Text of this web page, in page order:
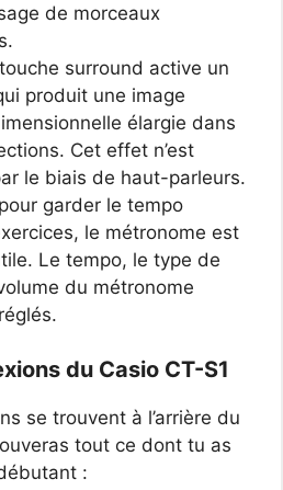
de morceaux
surround active un
produit une image
élargie dans
Cet effet n’est
le biais de haut-parleurs.
garder le tempo
le métronome est
Le tempo, le type de
du métronome
du Casio CT-S1
se trouvent à l’arrière du
tout ce dont tu as
: